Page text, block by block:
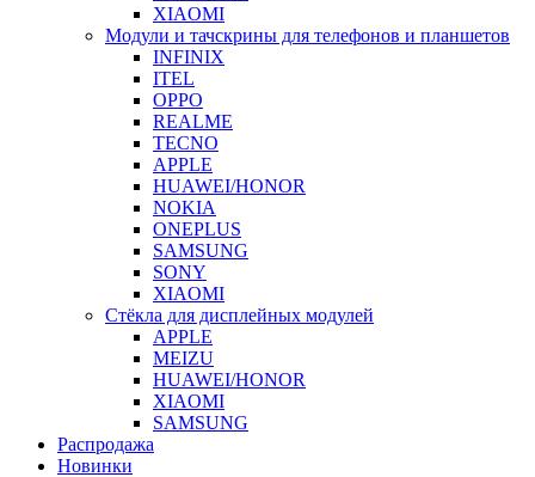
XIAOMI
Модули и тачскрины для телефонов и планшетов
INFINIX
ITEL
OPPO
REALME
TECNO
APPLE
HUAWEI/HONOR
NOKIA
ONEPLUS
SAMSUNG
SONY
XIAOMI
Стёкла для дисплейных модулей
APPLE
MEIZU
HUAWEI/HONOR
XIAOMI
SAMSUNG
Распродажа
Новинки